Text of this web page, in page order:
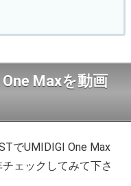
Maxを動画
でUMIDIGI One Max
ェックしてみて下さ